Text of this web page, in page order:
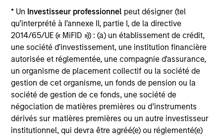
* Un Investisseur professionnel peut désigner (tel
qu’interprété à l’annexe II, partie I, de la directive
2014/65/UE (« MiFID »)) : (a) un établissement de crédit,
une société d'investissement, une institution financière
autorisée et réglementée, une compagnie d'assurance,
un organisme de placement collectif ou la société de
gestion de cet organisme, un fonds de pension ou la
société de gestion de ce fonds, une société de
négociation de matières premières ou d’instruments
dérivés sur matières premières ou un autre investisseur
institutionnel, qui devra être agréé(e) ou réglementé(e)
of the benchmark.
Outsourced CIO Programs
Offers comprehensive, full-service
discretionary investment management
programs tailored to the specific needs and
requirements of each client.